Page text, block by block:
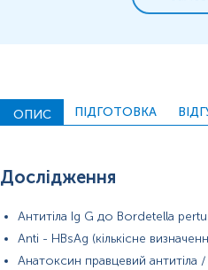
ОПИС ПІДГОТОВКА
Дослідження
Антитіла Ig G до Bordetella
Anti - HBsAg (кількісне
Анатоксин правцевий